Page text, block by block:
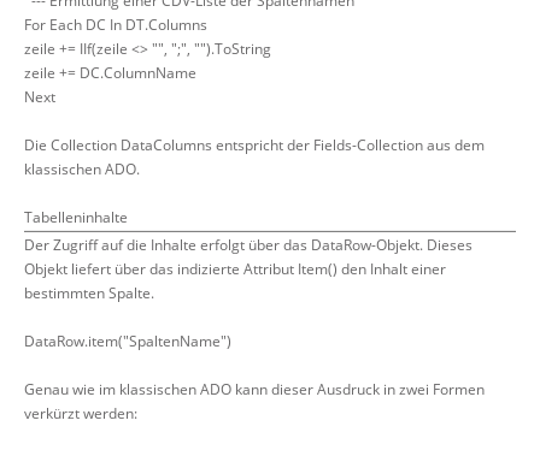
For Each DC In DT.Columns
zeile += IIf(zeile <> "", ";", "").ToString
zeile += DC.ColumnName
Next
Die Collection DataColumns entspricht der Fields-Collection aus dem
klassischen ADO.
Tabelleninhalte
Der Zugriff auf die Inhalte erfolgt über das DataRow-Objekt. Dieses
Objekt liefert über das indizierte Attribut Item() den Inhalt einer
bestimmten Spalte.
DataRow.item("SpaltenName")
Genau wie im klassischen ADO kann dieser Ausdruck in zwei Formen
verkürzt werden: